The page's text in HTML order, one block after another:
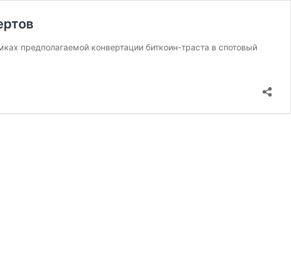
предполагаемой конвертации биткоин-траста в спотовый